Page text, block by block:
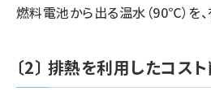
燃料電池から出る温水（90℃）を
〔2〕 排熱を利用したコス